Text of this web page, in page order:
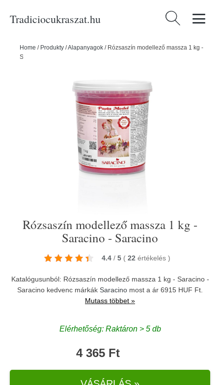
Tradiciocukraszat.hu Keresés:
Home / Produkty /Alapanyagok / Rózsaszín modellező massza 1 kg -
Saracino - Saracino
Rózsaszín modellező massza 1 kg -
Saracino - Saracino
4.4 / 5 ( 22 értékelés )
Katalógusunból: Rózsaszín modellező massza 1 kg - Saracino -
Saracino kedvenc márkák Saracino most a ár 6915 HUF Ft.
Mutass többet »
Elérhetőség: Raktáron > 5 db
4 365 Ft